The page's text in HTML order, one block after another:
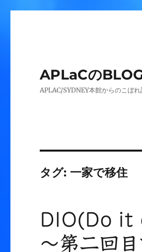
APLaCの
APLAC/SYDNEY本館からのこぼ
タグ: 一家で移住
DIO(Do it
～第二回